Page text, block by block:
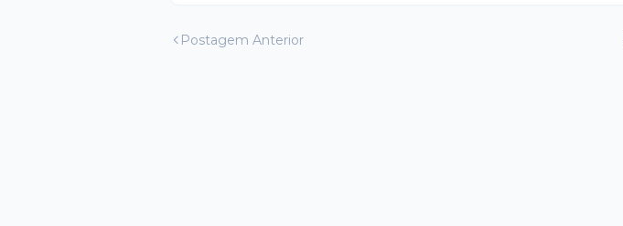
Postagem Anterior